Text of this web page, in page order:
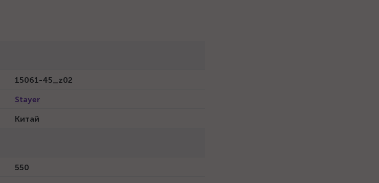
15061-45_z02
Stayer
Китай
550